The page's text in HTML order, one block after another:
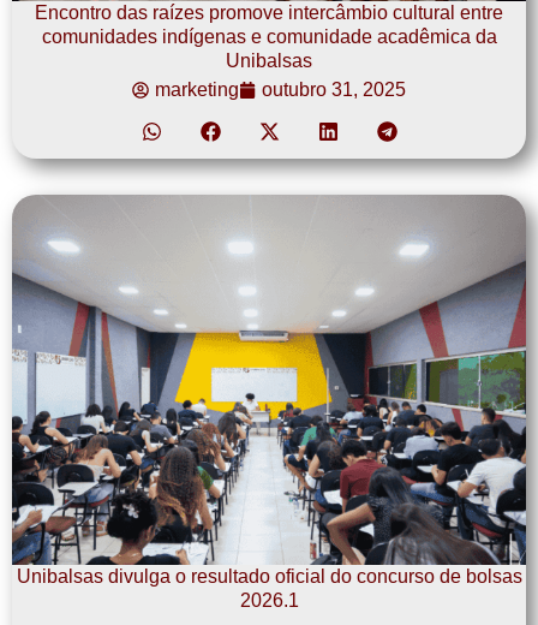
Encontro das raízes promove intercâmbio cultural entre
comunidades indígenas e comunidade acadêmica da
Unibalsas
marketing
outubro 31, 2025
Unibalsas divulga o resultado oficial do concurso de bolsas
2026.1